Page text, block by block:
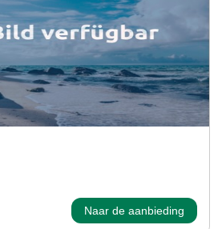
Naar de aanbieding